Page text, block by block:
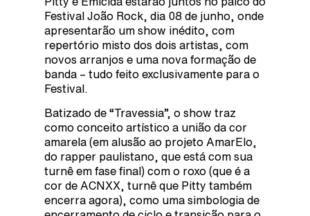
Festival João Rock, dia 08 de junho, onde
apresentarão um show inédito, com
repertório misto dos dois artistas, com
novos arranjos e uma nova formação de
banda – tudo feito exclusivamente para o
Festival.
Batizado de “Travessia”, o show traz
como conceito artístico a união da cor
amarela (em alusão ao projeto AmarElo,
do rapper paulistano, que está com sua
turnê em fase final) com o roxo (que é a
cor de ACNXX, turnê que Pitty também
encerra agora), como uma simbologia de